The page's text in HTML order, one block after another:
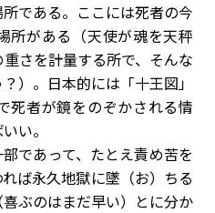
である。ここには死者の今
所がある（天使が魂を天秤
さを計量する所で、そんな
）。日本的には「十王図」
死者が鏡をのぞかされる情
い。
であって、たとえ責め苦を
ば永久地獄に墜（お）ちる
ぶのはまだ早い）とに分か